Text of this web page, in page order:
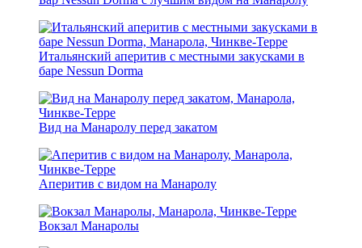
Итальянский аперитив с местными закусками в
баре Nessun Dorma
Вид на Манаролу перед закатом
Аперитив с видом на Манаролу
Вокзал Манаролы